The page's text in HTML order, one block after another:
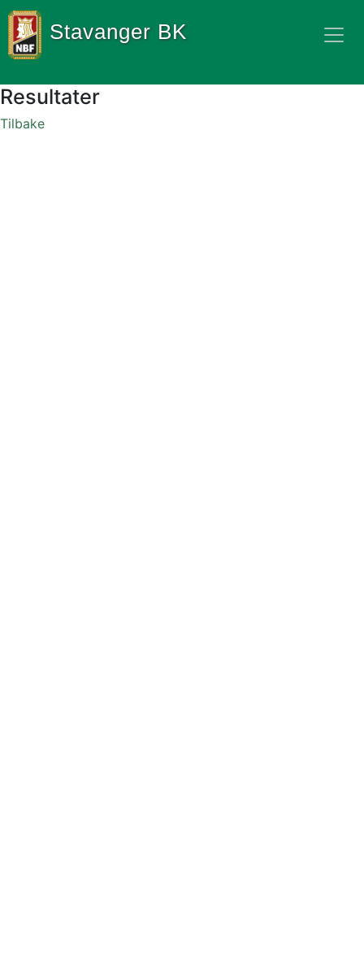
Stavanger BK
Resultater
Tilbake